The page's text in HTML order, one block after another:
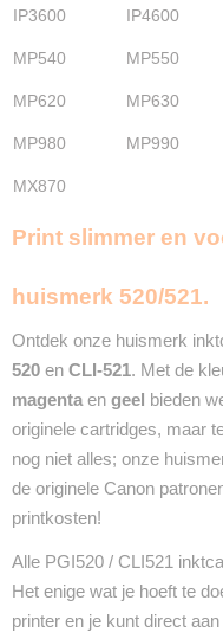
2X 11ml
2X 11ml
Merk
Verzendmethode
Garantie
Recyclebaar
IP3600 IP4600
MP540 MP550
MP620 MP630
MP980 MP990
MX870
Print slimmer en
huismerk 520/521.
Ontdek onze huismerk
520 en CLI-521. Met de
magenta en geel bieden
originele cartridges, maar
nog niet alles; onze
de originele Canon
printkosten!
Alle PGI520 / CLI521
Het enige wat je hoeft te
printer en je kunt direct